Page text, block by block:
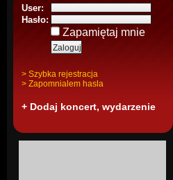
User:
Hasło:
Zapamiętaj mnie
> Szybka rejestracja
> Zapomnialem hasla
+ Dodaj koncert, wydarzenie